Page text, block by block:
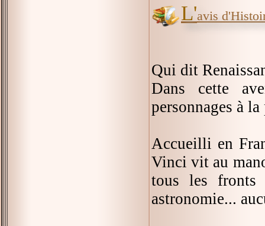
L'avis
Qui dit
Dans cette
personnages à
Accueilli en
Vinci vit au
tous les fronts
astronomie...